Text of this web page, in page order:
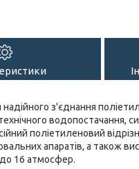
з'єднання
водопостачання,
поліетиленовий
апаратів, а також
до 16 атмосфер.